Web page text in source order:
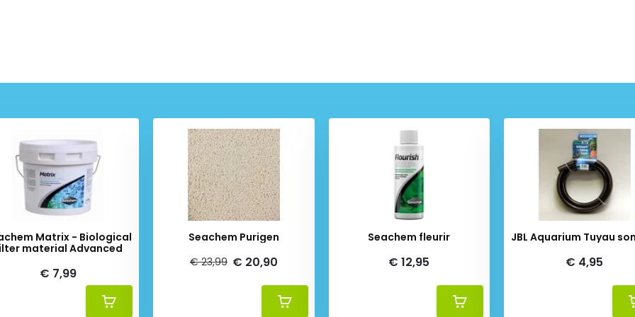
Matrix - Biological
material Advanced
€ 7,99
Seachem Purigen
€ 23,99 € 20,90
Seachem fleurir
€ 12,95
JBL Aquarium Tuyau
€ 4,95